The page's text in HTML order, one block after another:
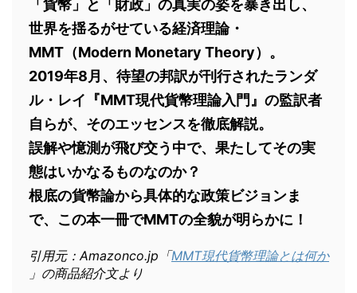
「貨幣」と「財政」の真実の姿を暴き出し、
世界を揺るがせている経済理論・
MMT（Modern Monetary Theory）。
2019年8月、待望の邦訳が刊行されたランダ
ル・レイ『MMT現代貨幣理論入門』の監訳者
自らが、そのエッセンスを徹底解説。
誤解や憶測が飛び交う中で、果たしてその実
態はいかなるものなのか？
根底の貨幣論から具体的な政策ビジョンま
で、この本一冊でMMTの全貌が明らかに！
引用元：Amazonco.jp「MMT現代貨幣理論とは何か
」の商品紹介文より